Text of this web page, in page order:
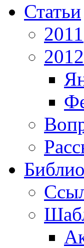
Статьи
2011
2012